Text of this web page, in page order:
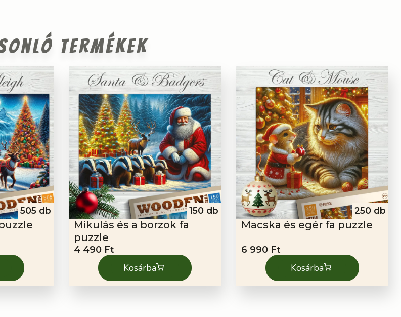
termékek
505 db 150 db
Mikulás és a borzok fa
puzzle
4 490 Ft
Kosárba
250 db
Macska és egér fa puzzle
6 990 Ft
Kosárba